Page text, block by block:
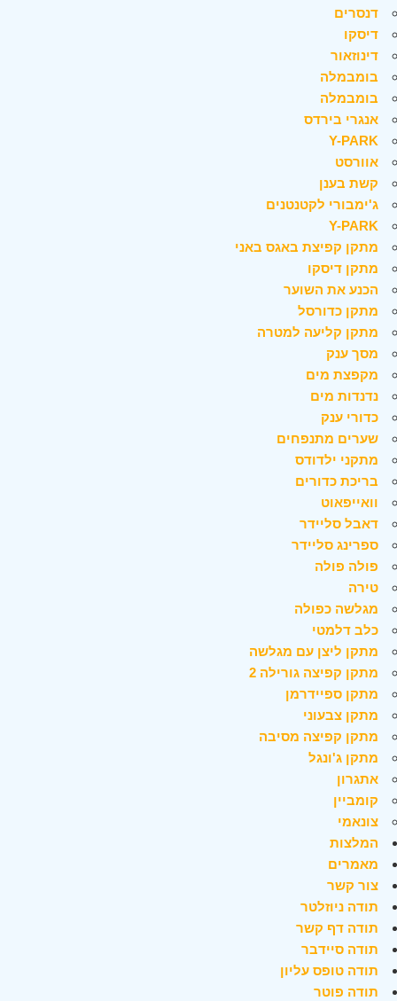
דנסרים
דיסקו
דינוזאור
בומבמלה
בומבמלה
אנגרי בירדס
Y-PARK
אוורסט
קשת בענן
ג'ימבורי לקטנטנים
Y-PARK
מתקן קפיצת באגס באני
מתקן דיסקו
הכנע את השוער
מתקן כדורסל
מתקן קליעה למטרה
מסך ענק
מקפצת מים
נדנדות מים
כדורי ענק
שערים מתנפחים
מתקני ילדודס
בריכת כדורים
וואייפאוט
דאבל סליידר
ספרינג סליידר
פולה פולה
טירה
מגלשה כפולה
כלב דלמטי
מתקן ליצן עם מגלשה
מתקן קפיצה גורילה 2
מתקן ספיידרמן
מתקן צבעוני
מתקן קפיצה מסיבה
מתקן ג'ונגל
אתגרון
קומביין
צונאמי
המלצות
מאמרים
צור קשר
תודה ניוזלטר
תודה דף קשר
תודה סיידבר
תודה טופס עליון
תודה פוטר